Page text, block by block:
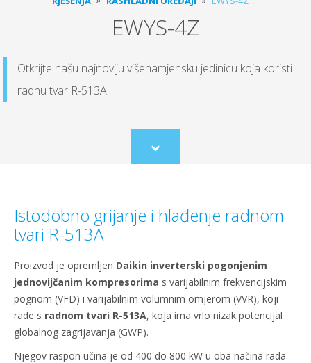
EWYS-4Z
Otkrijte našu najnoviju višenamjensku jedinicu koja koristi
radnu tvar R-513A
Scroll
to
Istodobno grijanje i hlađenje radnom
tvari R-513A
Proizvod je opremljen Daikin inverterski pogonjenim
jednovijčanim kompresorima s varijabilnim frekvencijskim
pognom (VFD) i varijabilnim volumnim omjerom (VVR), koji
rade s radnom tvari R-513A, koja ima vrlo nizak potencijal
globalnog zagrijavanja (GWP).
Njegov raspon učina je od 400 do 800 kW u oba načina rada